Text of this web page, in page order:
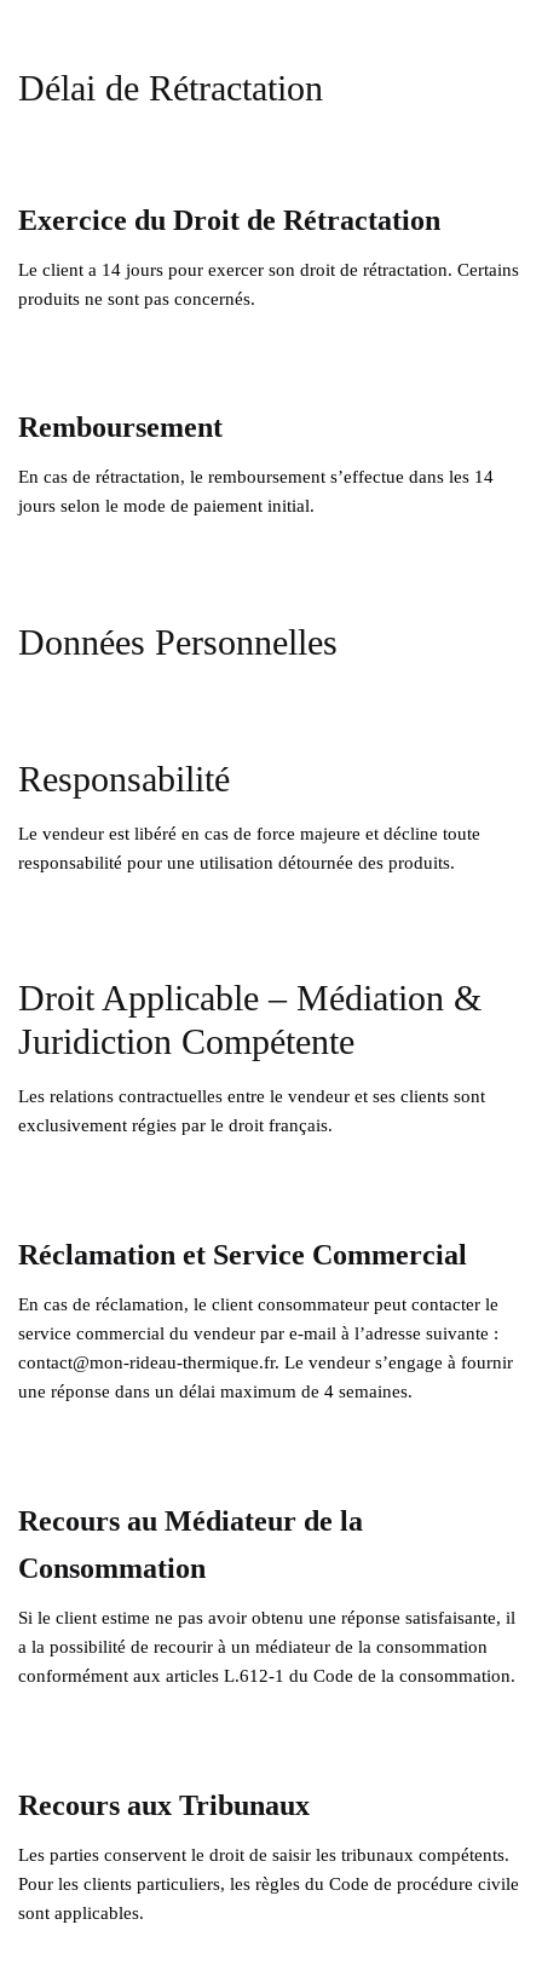
Délai de Rétractation
Exercice du Droit de Rétractation
Le client a 14 jours pour exercer son droit de rétractation. Certains
produits ne sont pas concernés.
Remboursement
En cas de rétractation, le remboursement s’effectue dans les 14
jours selon le mode de paiement initial.
Données Personnelles
Responsabilité
Le vendeur est libéré en cas de force majeure et décline toute
responsabilité pour une utilisation détournée des produits.
Droit Applicable – Médiation &
Juridiction Compétente
Les relations contractuelles entre le vendeur et ses clients sont
exclusivement régies par le droit français.
Réclamation et Service Commercial
En cas de réclamation, le client consommateur peut contacter le
service commercial du vendeur par e-mail à l’adresse suivante :
contact@mon-rideau-thermique.fr. Le vendeur s’engage à fournir
une réponse dans un délai maximum de 4 semaines.
Recours au Médiateur de la
Consommation
Si le client estime ne pas avoir obtenu une réponse satisfaisante, il
a la possibilité de recourir à un médiateur de la consommation
conformément aux articles L.612-1 du Code de la consommation.
Recours aux Tribunaux
Les parties conservent le droit de saisir les tribunaux compétents.
Pour les clients particuliers, les règles du Code de procédure civile
sont applicables.